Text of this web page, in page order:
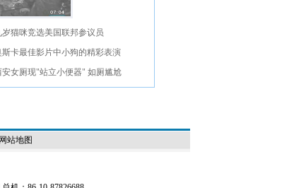
岁猫咪竞选美国联邦参议员
斯卡最佳影片中小狗的精彩表演
安女厕现"站立小便器" 如厕尴尬
网站地图